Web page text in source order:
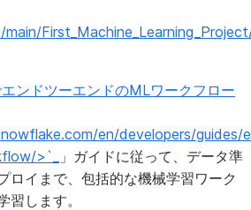
ンドツーエンドのMLワークフロー
en/developers/guides/
>`_
」ガイドに従って、データ準
ロイまで、包括的な機械学習ワーク
習します。